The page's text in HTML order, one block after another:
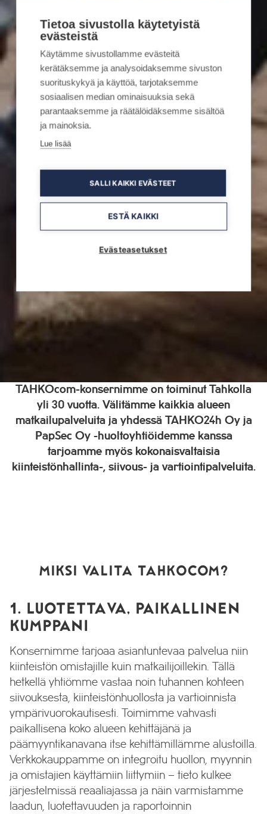
TAHKOcom-konsernimme on toiminut Tahkolla
yli 30 vuotta. Välitämme kaikkia alueen
matkailupalveluita ja yhdessä TAHKO24h Oy ja
PapSec Oy -huoltoyhtiöidemme kanssa
tarjoamme myös kokonaisvaltaisia
kiinteistönhallinta-, siivous- ja vartiointipalveluita.
MIKSI VALITA TAHKOCOM?
1. LUOTETTAVA, PAIKALLINEN
KUMPPANI
Konsernimme tarjoaa asiantuntevaa palvelua niin
kiinteistön omistajille kuin matkailijoillekin. Tällä
hetkellä yhtiömme vastaa noin tuhannen kohteen
siivouksesta, kiinteistönhuollosta ja vartioinnista
ympärivuorokautisesti. Toimimme vahvasti
paikallisena koko alueen kehittäjänä ja
päämyyntikanavana itse kehittämillämme alustoilla.
Verkkokauppamme on integroitu huollon, myynnin
ja omistajien käyttämiin liittymiin – tieto kulkee
järjestelmissä reaaliajassa ja näin varmistamme
laadun, luotettavuuden ja raportoinnin
Tietoa sivustolla käytetyistä
evästeistä
Käytämme sivustollamme evästeitä
kerätäksemme ja analysoidaksemme sivuston
suorituskykyä ja käyttöä, tarjotaksemme
sosiaalisen median ominaisuuksia sekä
parantaaksemme ja räätälöidäksemme sisältöä
ja mainoksia.
Lue lisää
SALLI KAIKKI EVÄSTEET
ESTÄ KAIKKI
Evästeasetukset